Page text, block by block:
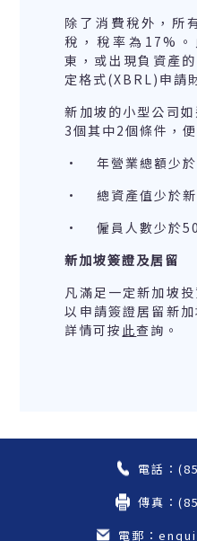
除了消費稅外，所
稅，稅率為17%
東，或出現負資產
定格式(XBRL)申請
新加坡的小型公司
3個其中2個條件，便
· 年營業總額少於
· 總資產值少於新
· 僱員人數少於50
新加坡簽證及居留
凡滿足一定新加坡
以申請簽證居留新
詳情可按 此查詢。
電話：
傳真：
電郵：